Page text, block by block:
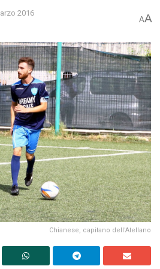
2016
AA
Chianese, capitano dell'Atellano